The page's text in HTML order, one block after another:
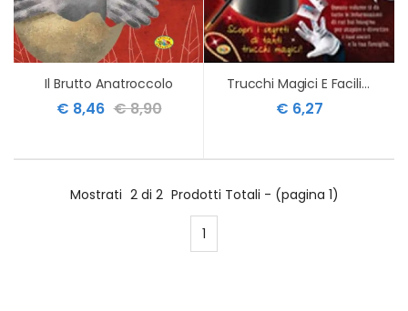
Il Brutto Anatroccolo
€ 8,46 € 8,90
Trucchi Magici E Facili Giochi Di Prestigio
€ 6,27
Mostrati 2 di 2 Prodotti Totali - (pagina 1)
1